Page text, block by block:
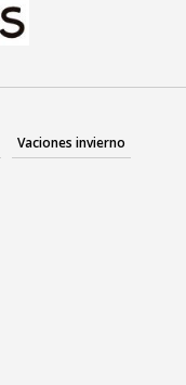
Vaciones invierno